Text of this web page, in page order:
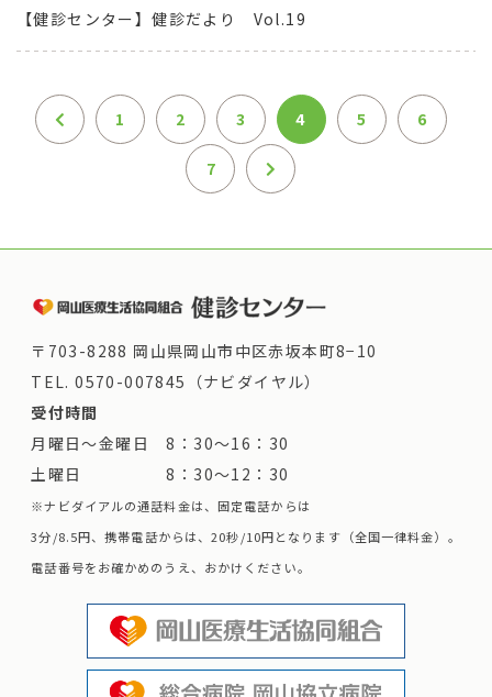
【健診センター】健診だより Vol.19
1 2 3 4 5 6
7
〒703-8288 岡山県岡山市中区赤坂本町8−10
TEL.0570-007845（ナビダイヤル）
受付時間
月曜日～金曜日 8：30～16：30
土曜日 8：30～12：30
※ナビダイアルの通話料金は、固定電話からは
3分/8.5円、携帯電話からは、20秒/10円となります（全国一律料金）。
電話番号をお確かめのうえ、おかけください。